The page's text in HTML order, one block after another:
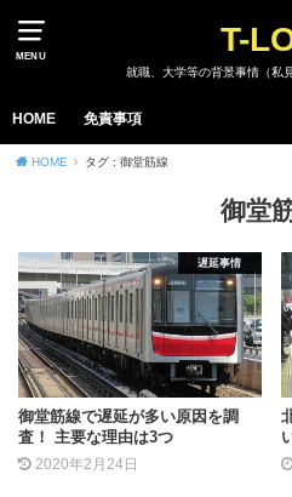
MENU T-
就職、大学等の背景事情（私
HOME 免責事項
HOME タグ : 御堂筋線
御堂
遅延事情
御堂筋線で遅延が多い原因を調
査！ 主要な理由は3つ
2020年2月24日